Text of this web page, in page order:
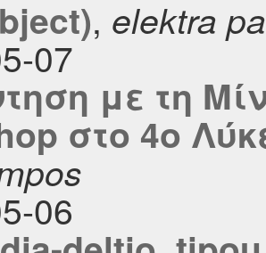
, elektra
07
με τη
στο 4ο
06